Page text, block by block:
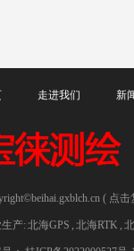
走进我们 新
beihai.gxblch.cn ( 点击
产: 北海GPS , 北海RTK ,